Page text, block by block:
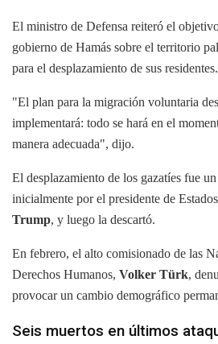
El ministro de Defensa reiteró el
gobierno de Hamás sobre el territorio
para el desplazamiento de sus residentes.
"El plan para la migración voluntaria
implementará: todo se hará en el
manera adecuada", dijo.
El desplazamiento de los gazatíes fue
inicialmente por el presidente de
Trump, y luego la descartó.
En febrero, el alto comisionado de las
Derechos Humanos, Volker Türk,
provocar un cambio demográfico
Seis muertos en últimos